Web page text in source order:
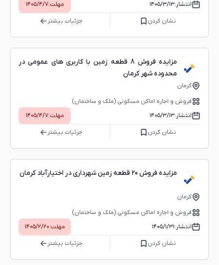
انتشار:۱۴۰۵/۳/۱۳ مهلت:۱۴۰۵/۴/۷
نشان کردن جزئیات بیشتر
مزایده فروش 8 قطعه زمین با کاربری های عمومی در
محدوده شهر کرمان
کرمان
فروش و اجاره اماکن مسکونی (ملک و ساختمان)
انتشار:۱۴۰۵/۳/۱۳ مهلت:۱۴۰۵/۴/۷
نشان کردن جزئیات بیشتر
مزایده فروش 20 قطعه زمین شهرداری در اختیارآباد کرمان
کرمان
فروش و اجاره اماکن مسکونی (ملک و ساختمان)
انتشار:۱۴۰۵/۱/۳۱ مهلت:۱۴۰۵/۲/۲۰
نشان کردن جزئیات بیشتر